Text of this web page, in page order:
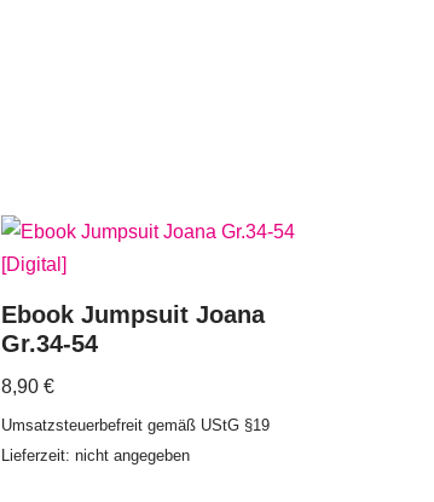
Ebook Jumpsuit Joana
Gr.34-54
8,90€
Umsatzsteuerbefreit gemäß UStG §19
Lieferzeit: nicht angegeben